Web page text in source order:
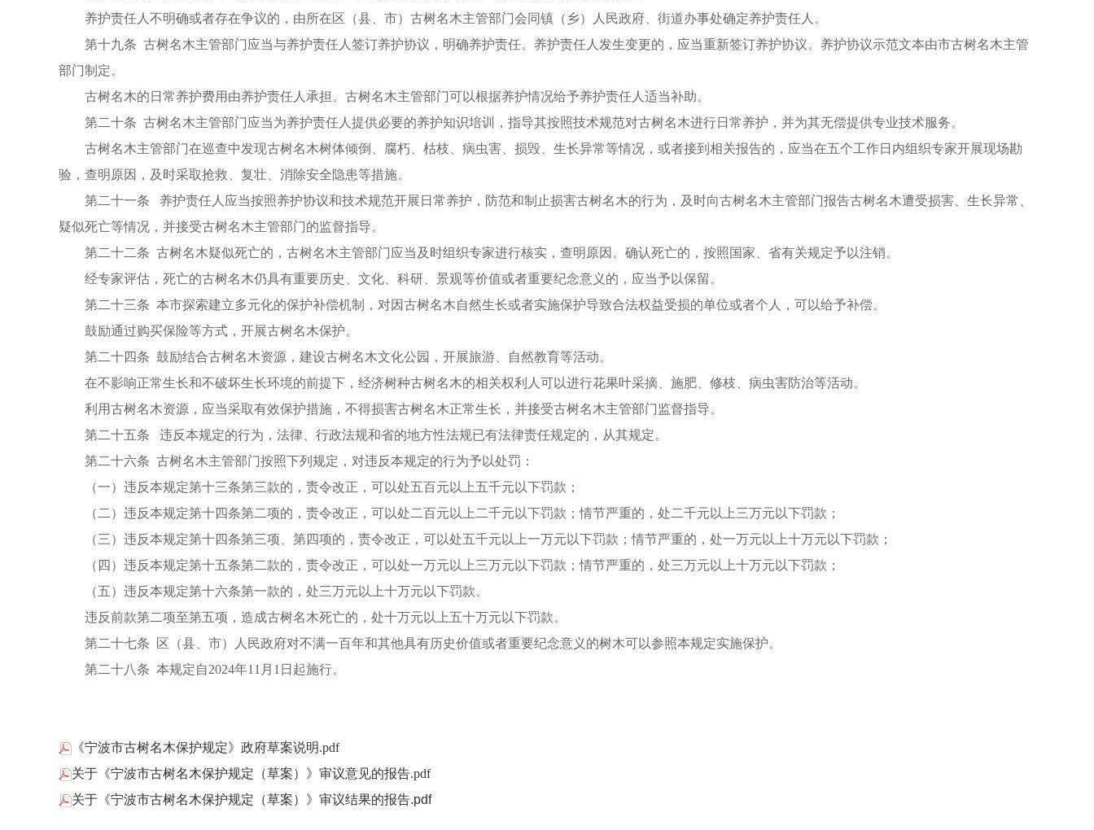
养护责任人不明确或者存在争议的，由所在区（县、市）古树名木主管部门会同镇（乡）人民政府、街道办事处确定养护责任人。
第十九条 古树名木主管部门应当与养护责任人签订养护协议，明确养护责任。养护责任人发生变更的，应当重新签订养护协议。养护协议示范文本由市古树名木主管
部门制定。
古树名木的日常养护费用由养护责任人承担。古树名木主管部门可以根据养护情况给予养护责任人适当补助。
第二十条 古树名木主管部门应当为养护责任人提供必要的养护知识培训，指导其按照技术规范对古树名木进行日常养护，并为其无偿提供专业技术服务。
古树名木主管部门在巡查中发现古树名木树体倾倒、腐朽、枯枝、病虫害、损毁、生长异常等情况，或者接到相关报告的，应当在五个工作日内组织专家开展现场勘
验，查明原因，及时采取抢救、复壮、消除安全隐患等措施。
第二十一条 养护责任人应当按照养护协议和技术规范开展日常养护，防范和制止损害古树名木的行为，及时向古树名木主管部门报告古树名木遭受损害、生长异常、
疑似死亡等情况，并接受古树名木主管部门的监督指导。
第二十二条 古树名木疑似死亡的，古树名木主管部门应当及时组织专家进行核实，查明原因。确认死亡的，按照国家、省有关规定予以注销。
经专家评估，死亡的古树名木仍具有重要历史、文化、科研、景观等价值或者重要纪念意义的，应当予以保留。
第二十三条 本市探索建立多元化的保护补偿机制，对因古树名木自然生长或者实施保护导致合法权益受损的单位或者个人，可以给予补偿。
鼓励通过购买保险等方式，开展古树名木保护。
第二十四条 鼓励结合古树名木资源，建设古树名木文化公园，开展旅游、自然教育等活动。
在不影响正常生长和不破坏生长环境的前提下，经济树种古树名木的相关权利人可以进行花果叶采摘、施肥、修枝、病虫害防治等活动。
利用古树名木资源，应当采取有效保护措施，不得损害古树名木正常生长，并接受古树名木主管部门监督指导。
第二十五条 违反本规定的行为，法律、行政法规和省的地方性法规已有法律责任规定的，从其规定。
第二十六条 古树名木主管部门按照下列规定，对违反本规定的行为予以处罚：
（一）违反本规定第十三条第三款的，责令改正，可以处五百元以上五千元以下罚款；
（二）违反本规定第十四条第二项的，责令改正，可以处二百元以上二千元以下罚款；情节严重的，处二千元以上三万元以下罚款；
（三）违反本规定第十四条第三项、第四项的，责令改正，可以处五千元以上一万元以下罚款；情节严重的，处一万元以上十万元以下罚款；
（四）违反本规定第十五条第二款的，责令改正，可以处一万元以上三万元以下罚款；情节严重的，处三万元以上十万元以下罚款；
（五）违反本规定第十六条第一款的，处三万元以上十万元以下罚款。
违反前款第二项至第五项，造成古树名木死亡的，处十万元以上五十万元以下罚款。
第二十七条 区（县、市）人民政府对不满一百年和其他具有历史价值或者重要纪念意义的树木可以参照本规定实施保护。
第二十八条 本规定自2024年11月1日起施行。
《宁波市古树名木保护规定》政府草案说明.pdf
关于《宁波市古树名木保护规定（草案）》审议意见的报告.pdf
关于《宁波市古树名木保护规定（草案）》审议结果的报告.pdf